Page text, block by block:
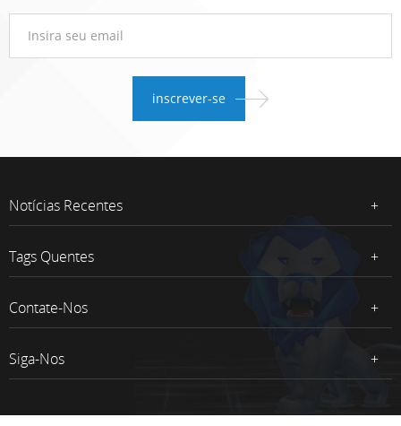
Notícias Recentes
Tags Quentes
Contate-Nos
Siga-Nos